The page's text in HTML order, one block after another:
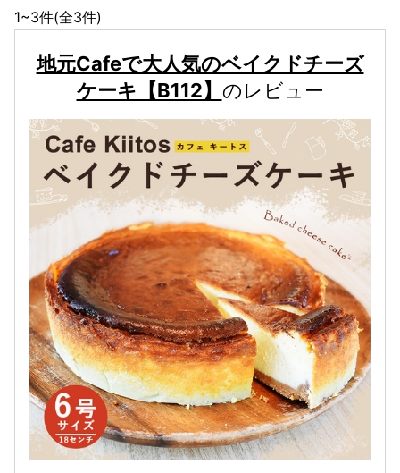
1~3件(全3件)
地元Cafeで大人気のベイクドチーズ
ケーキ【B112】 のレビュー